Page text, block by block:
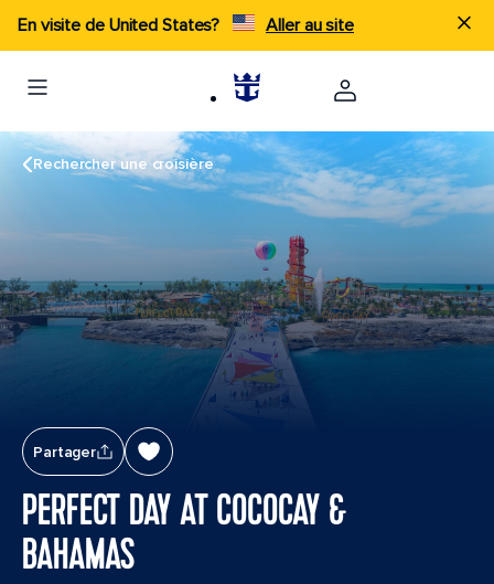
En visite de United States? Aller au site
Rechercher une croisière
Partager
PERFECT DAY AT COCOCAY &
BAHAMAS